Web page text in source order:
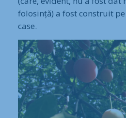
folosință) a fost construit
case.